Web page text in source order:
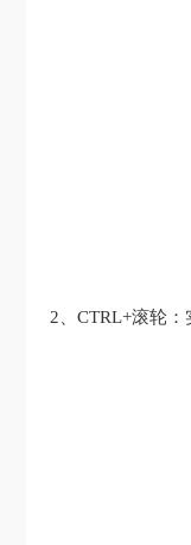
2、CTRL+滚轮